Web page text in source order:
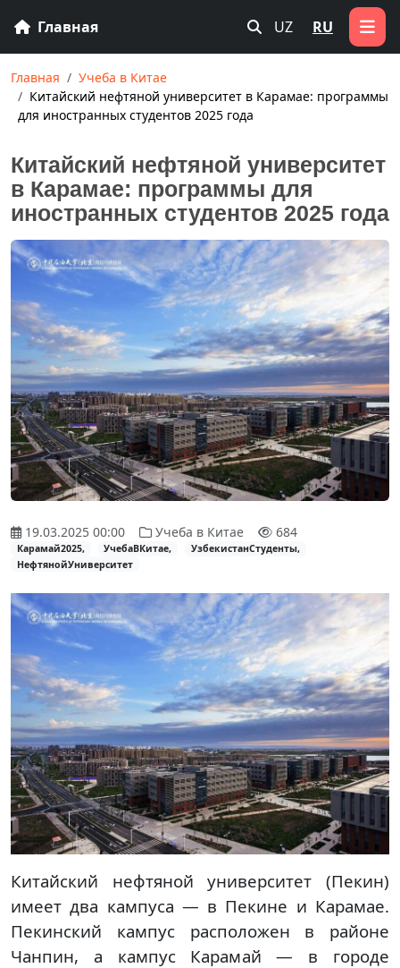
Главная UZ RU
Главная
Учеба в Китае
Китайский нефтяной университет в Карамае: программы
для иностранных студентов 2025 года
Китайский нефтяной университет
в Карамае: программы для
иностранных студентов 2025 года
19.03.2025 00:00 Учеба в Китае 684
Карамай2025, УчебаВКитае,
УзбекистанСтуденты,
НефтянойУниверситет
Китайский нефтяной университет (Пекин)
имеет два кампуса — в Пекине и Карамае.
Пекинский кампус расположен в районе
Чанпин, а кампус Карамай — в городе